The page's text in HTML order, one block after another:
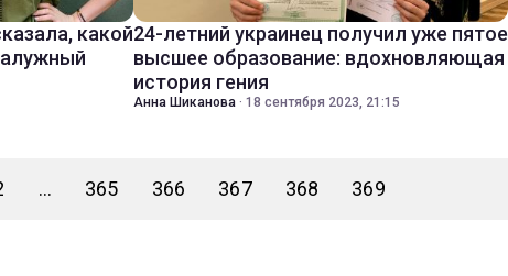
какой24-летний украинец получил уже пятое
высшее образование: вдохновляющая
история гения
Анна Шиканова · 18 сентября 2023, 21:15
... 365 366 367 368 369